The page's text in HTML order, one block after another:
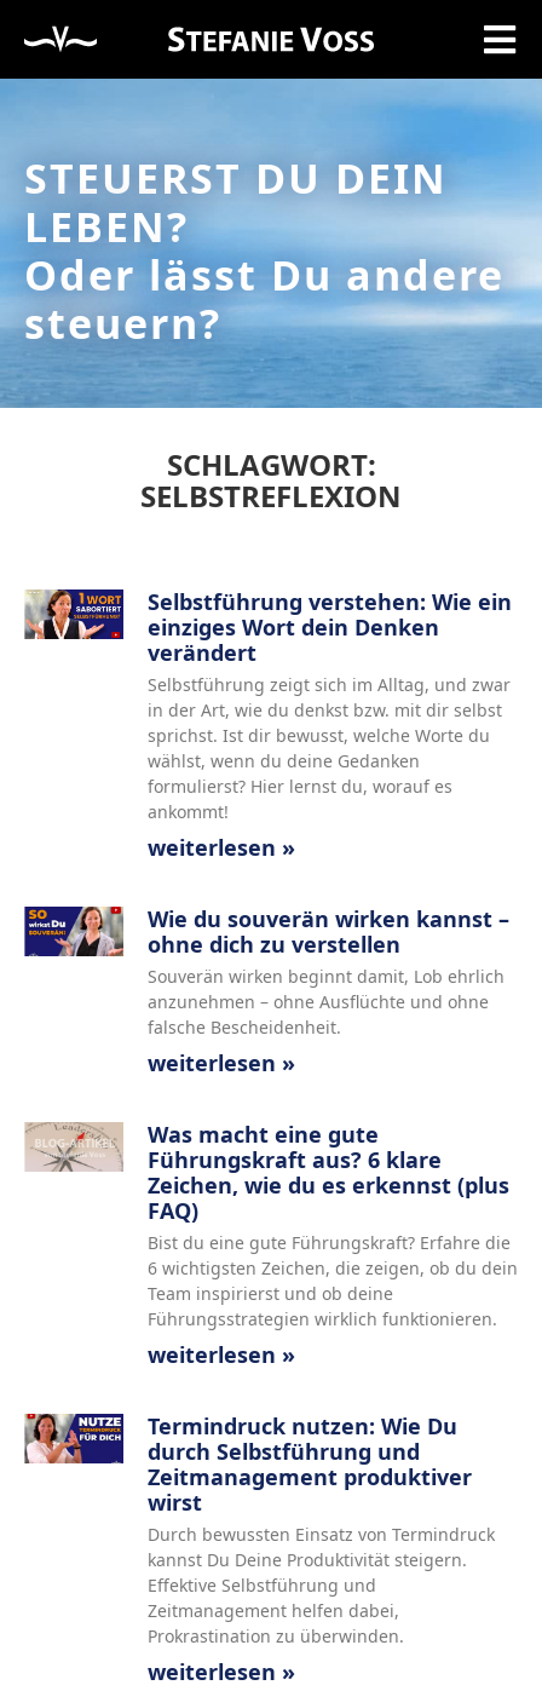
STEUERST DU DEIN
LEBEN?
Oder lässt Du andere
steuern?
SCHLAGWORT:
SELBSTREFLEXION
Selbstführung verstehen: Wie ein
einziges Wort dein Denken
verändert
Selbstführung zeigt sich im Alltag, und zwar
in der Art, wie du denkst bzw. mit dir selbst
sprichst. Ist dir bewusst, welche Worte du
wählst, wenn du deine Gedanken
formulierst? Hier lernst du, worauf es
ankommt!
weiterlesen »
Wie du souverän wirken kannst –
ohne dich zu verstellen
Souverän wirken beginnt damit, Lob ehrlich
anzunehmen – ohne Ausflüchte und ohne
falsche Bescheidenheit.
weiterlesen »
Was macht eine gute
Führungskraft aus? 6 klare
Zeichen, wie du es erkennst (plus
FAQ)
Bist du eine gute Führungskraft? Erfahre die
6 wichtigsten Zeichen, die zeigen, ob du dein
Team inspirierst und ob deine
Führungsstrategien wirklich funktionieren.
weiterlesen »
Termindruck nutzen: Wie Du
durch Selbstführung und
Zeitmanagement produktiver
wirst
Durch bewussten Einsatz von Termindruck
kannst Du Deine Produktivität steigern.
Effektive Selbstführung und
Zeitmanagement helfen dabei,
Prokrastination zu überwinden.
weiterlesen »